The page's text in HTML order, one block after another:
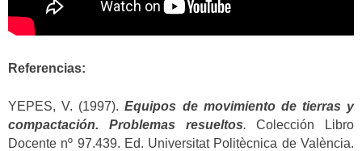
Referencias:
YEPES, V. (1997).Equipos de movimiento de tierras y
compactación. Problemas resueltos. Colección Libro
Docente nº 97.439. Ed. Universitat Politècnica de València.